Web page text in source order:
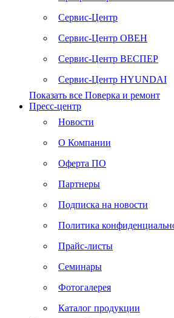
Сервис-Центр
Сервис-Центр ОВЕН
Сервис-Центр ВЕСПЕР
Сервис-Центр HYUNDAI
Показать все Поверка и ремонт
Пресс-центр
Новости
О Компании
Оферта ПО
Партнеры
Подписка на новости
Политика
Прайс-листы
Семинары
Фотогалерея
Каталог продукции